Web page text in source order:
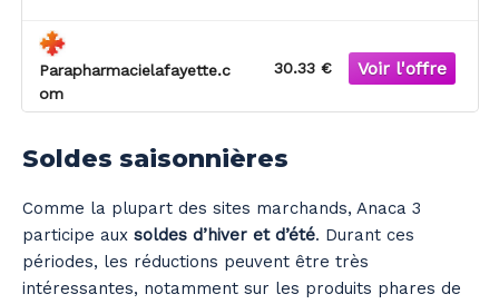
Parapharmacielafayette.c
om
30.33 €
Soldes saisonnières
Comme la plupart des sites marchands, Anaca 3
participe aux soldes d’hiver et d’été. Durant ces
périodes, les réductions peuvent être très
intéressantes, notamment sur les produits phares de